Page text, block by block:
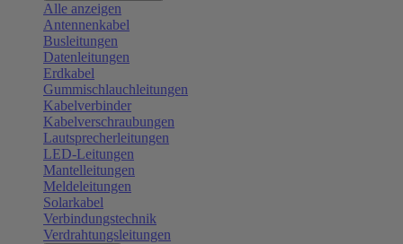
Alle anzeigen
Antennenkabel
Busleitungen
Datenleitungen
Erdkabel
Gummischlauchleitungen
Kabelverbinder
Kabelverschraubungen
Lautsprecherleitungen
LED-Leitungen
Mantelleitungen
Meldeleitungen
Solarkabel
Verbindungstechnik
Verdrahtungsleitungen